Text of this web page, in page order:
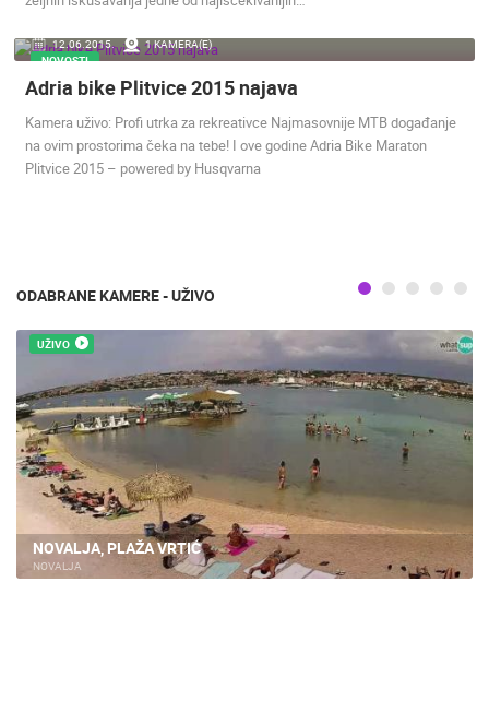
12.06.2015.
1 KAMERA(E)
NOVOSTI
Adria bike Plitvice 2015 najava
Kamera uživo: Profi utrka za rekreativce Najmasovnije MTB događanje
na ovim prostorima čeka na tebe! I ove godine Adria Bike Maraton
Plitvice 2015 – powered by Husqvarna
ODABRANE KAMERE - UŽIVO
UŽIVO
NOVALJA, PLAŽA VRTIĆ
NOVALJA